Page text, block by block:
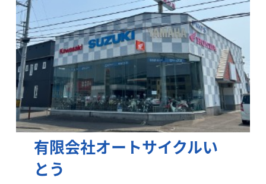
有限会社オートサイクルい
とう